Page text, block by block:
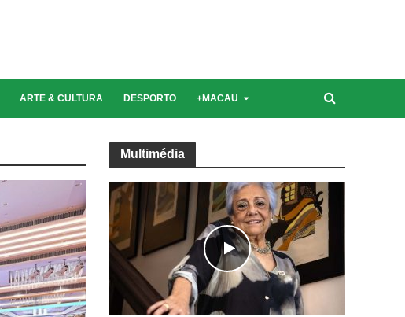
ARTE & CULTURA DESPORTO +MACAU
Multimédia